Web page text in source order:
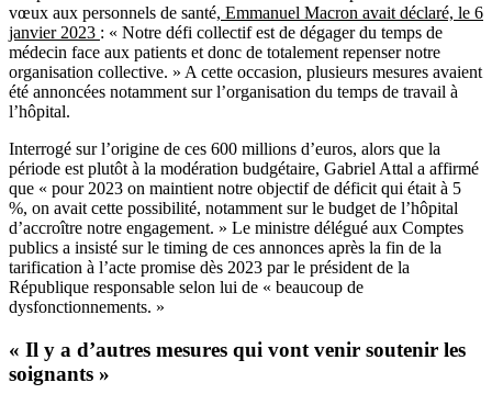
vœux aux personnels de santé, Emmanuel Macron avait déclaré, le 6
janvier 2023 : « Notre défi collectif est de dégager du temps de
médecin face aux patients et donc de totalement repenser notre
organisation collective. » A cette occasion, plusieurs mesures avaient
été annoncées notamment sur l’organisation du temps de travail à
l’hôpital.
Interrogé sur l’origine de ces 600 millions d’euros, alors que la
période est plutôt à la modération budgétaire, Gabriel Attal a affirmé
que « pour 2023 on maintient notre objectif de déficit qui était à 5
%, on avait cette possibilité, notamment sur le budget de l’hôpital
d’accroître notre engagement. » Le ministre délégué aux Comptes
publics a insisté sur le timing de ces annonces après la fin de la
tarification à l’acte promise dès 2023 par le président de la
République responsable selon lui de « beaucoup de
dysfonctionnements. »
« Il y a d’autres mesures qui vont venir soutenir les
soignants »